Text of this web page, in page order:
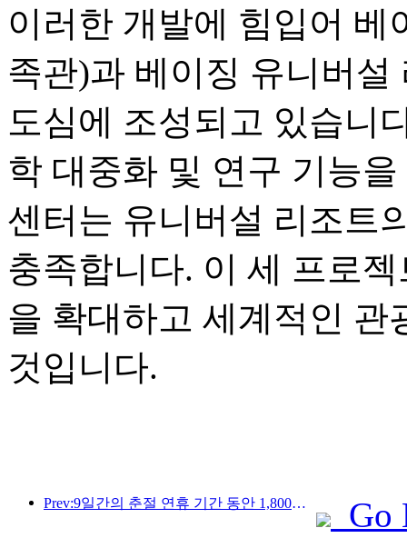
이러한 개발에 힘입어 베
족관)과 베이징 유니버
도심에 조성되고 있습니
학 대중화 및 연구 기능
센터는 유니버설 리조트
충족합니다. 이 세 프로
을 확대하고 세계적인 관
것입니다.
Prev:9일간의 춘절 연휴 기간 동안 1,800만 명 이상이 국내외를 왕래할 것으로 예상됩니다.
Go